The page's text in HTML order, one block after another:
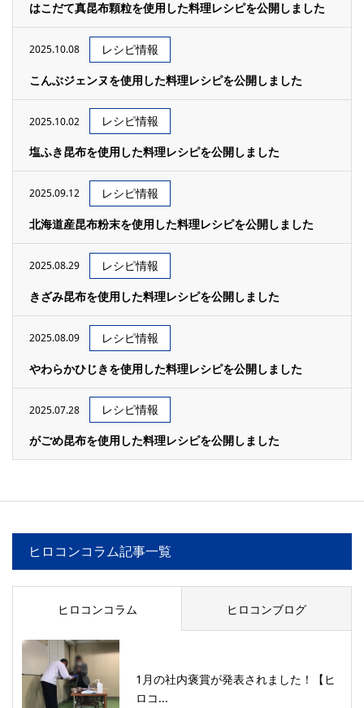
はこだて真昆布顆粒を使用した料理レシピを公開しました
2025.10.08
レシピ情報
こんぶジェンヌを使用した料理レシピを公開しました
2025.10.02
レシピ情報
塩ふき昆布を使用した料理レシピを公開しました
2025.09.12
レシピ情報
北海道産昆布粉末を使用した料理レシピを公開しました
2025.08.29
レシピ情報
きざみ昆布を使用した料理レシピを公開しました
2025.08.09
レシピ情報
やわらかひじきを使用した料理レシピを公開しました
2025.07.28
レシピ情報
がごめ昆布を使用した料理レシピを公開しました
ヒロコンコラム記事一覧
ヒロコンコラム ヒロコンブログ
1月の社内褒賞が発表されました！【ヒ
ロコ...